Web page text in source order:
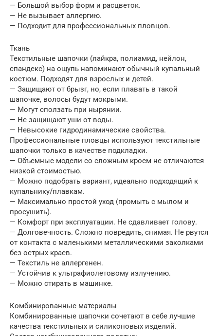
— Большой выбор форм и расцветок.
— Не вызывает аллергию.
— Подходит для профессиональных пловцов.
Ткань
Текстильные шапочки (лайкра, полиамид, нейлон,
спандекс) на ощупь напоминают обычный купальный
костюм. Подходят для взрослых и детей.
— Защищают от брызг, но, если плавать в такой
шапочке, волосы будут мокрыми.
— Могут сползать при нырянии.
— Не защищают уши от воды.
— Невысокие гидродинамические свойства.
Профессиональные пловцы используют текстильные
шапочки только в качестве подкладки.
— Объемные модели со сложным кроем не отличаются
низкой стоимостью.
— Можно подобрать вариант, идеально подходящий к
купальнику/плавкам.
— Максимально простой уход (промыть с мылом и
просушить).
— Комфорт при эксплуатации. Не сдавливает голову.
— Долговечность. Сложно повредить, снимая. Не рвутся
от контакта с маленькими металлическими заколками
без острых краев.
— Текстиль не аллергенен.
— Устойчив к ультрафиолетовому излучению.
— Можно стирать в машинке.
Комбинированные материалы
Комбинированные шапочки сочетают в себе лучшие
качества текстильных и силиконовых изделий.